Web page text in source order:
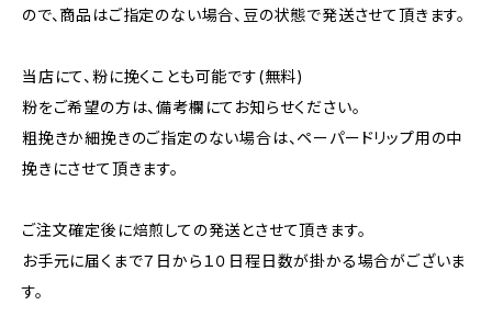
ので、商品はご指定のない場合、豆の状態で発送させて頂きます。
当店にて、粉に挽くことも可能です(無料)
粉をご希望の方は、備考欄にてお知らせください。
粗挽きか細挽きのご指定のない場合は、ペーパードリップ用の中
挽きにさせて頂きます。
ご注文確定後に焙煎しての発送とさせて頂きます。
お手元に届くまで７日から１０日程日数が掛かる場合がございま
す。